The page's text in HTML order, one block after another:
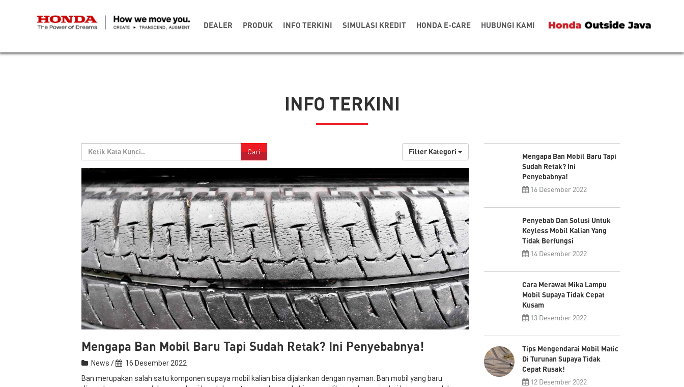
DEALER PRODUK INFO TERKINI SIMULASI KREDIT HONDA E-CARE HUBUNGI KAMI
INFO TERKINI
Cari Filter Kategori
Mengapa Ban Mobil Baru Tapi Sudah Retak? Ini Penyebabnya!
News /
16 Desember 2022
Ban merupakan salah satu komponen supaya mobil kalian bisa dijalankan dengan nyaman. Ban mobil yang baru
Mengapa Ban Mobil Baru Tapi
Sudah Retak? Ini
Penyebabnya!
16 Desember 2022
Penyebab Dan Solusi Untuk
Keyless Mobil Kalian Yang
Tidak Berfungsi
14 Desember 2022
Cara Merawat Mika Lampu
Mobil Supaya Tidak Cepat
Kusam
13 Desember 2022
Tips Mengendarai Mobil Matic
Di Turunan Supaya Tidak
Cepat Rusak!
12 Desember 2022